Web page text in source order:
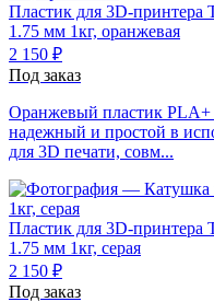
Пластик для 3D-принтера
1.75 мм 1кг, оранжевая
2 150 ₽
Под заказ
Оранжевый пластик PLA+
надежный и простой в
для 3D печати, совм...
Пластик для 3D-принтера
1.75 мм 1кг, серая
2 150 ₽
Под заказ